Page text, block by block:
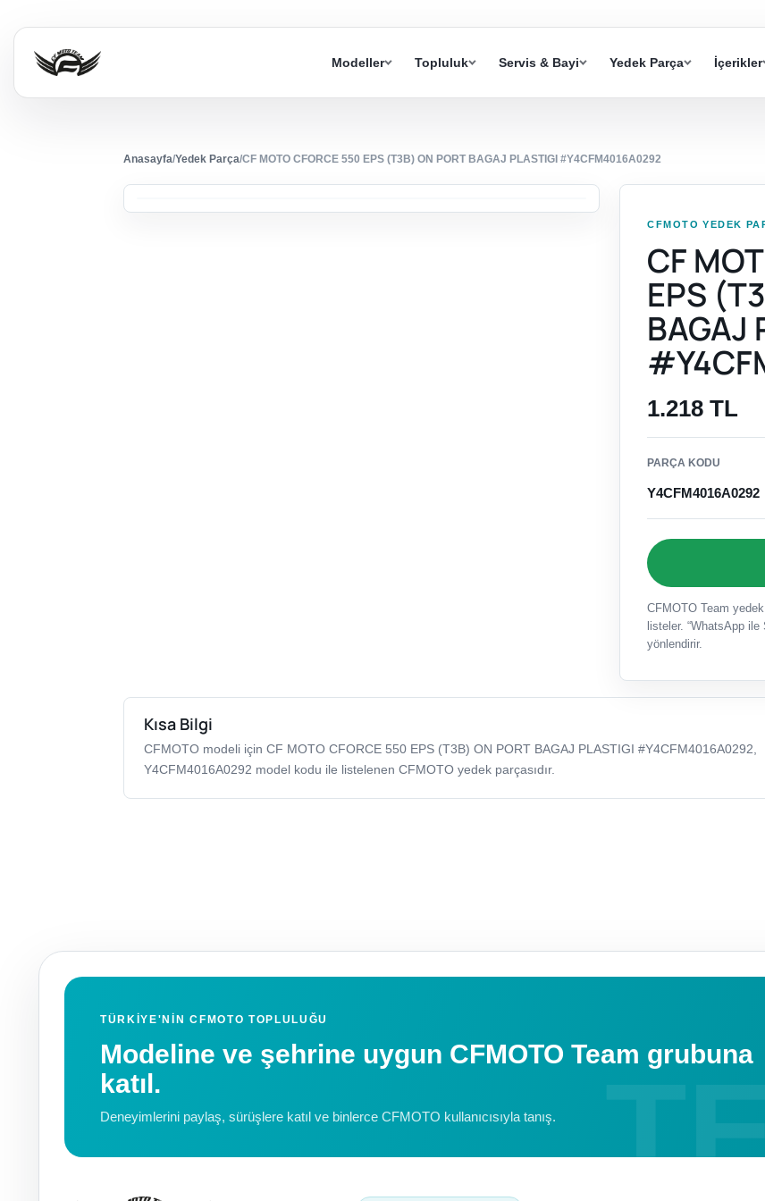
Modeller Topluluk Servis & Bayi Yedek Parça İçerikler
Anasayfa/Yedek Parça/CF MOTO CFORCE 550 EPS (T3B) ON PORT BAGAJ PLASTIGI #Y4CFM4016A0292
CFMOTO YEDEK
CF
EPS
BAGAJ
1.218 TL
PARÇA KODU
Y4CFM4016A0292
CFMOTO Team
listeler. “WhatsApp
yönlendirir.
Kısa Bilgi
CFMOTO modeli için CF MOTO CFORCE 550 EPS (T3B) ON PORT BAGAJ PLASTIGI #Y4CFM4016A0292,
Y4CFM4016A0292 model kodu ile listelenen CFMOTO yedek parçasıdır.
TÜRKIYE'NIN CFMOTO TOPLULUĞU
Modeline ve şehrine uygun CFMOTO Team grubuna
katıl.
Deneyimlerini paylaş, sürüşlere katıl ve binlerce CFMOTO kullanıcısıyla tanış.